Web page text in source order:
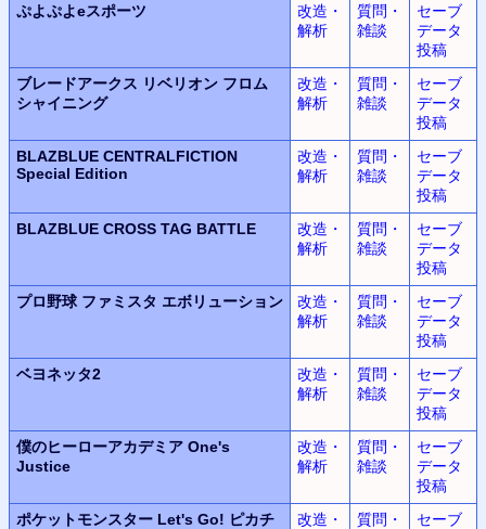
ぷよぷよeスポーツ
改造・
解析
質問・
雑談
セーブ
データ
投稿
ブレードアークス リベリオン フロム
シャイニング
改造・
解析
質問・
雑談
セーブ
データ
投稿
BLAZBLUE CENTRALFICTION
Special Edition
改造・
解析
質問・
雑談
セーブ
データ
投稿
BLAZBLUE CROSS TAG BATTLE
改造・
解析
質問・
雑談
セーブ
データ
投稿
プロ野球 ファミスタ エボリューション
改造・
解析
質問・
雑談
セーブ
データ
投稿
ベヨネッタ2
改造・
解析
質問・
雑談
セーブ
データ
投稿
僕のヒーローアカデミア One's
Justice
改造・
解析
質問・
雑談
セーブ
データ
投稿
ポケットモンスター Let's Go! ピカチ
改造・
質問・
セーブ